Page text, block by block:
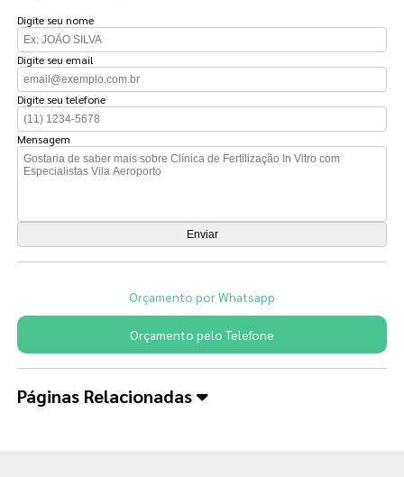
Digite seu nome
Digite seu email
Digite seu telefone
Mensagem
Orçamento por Whatsapp
Orçamento pelo Telefone
Páginas Relacionadas